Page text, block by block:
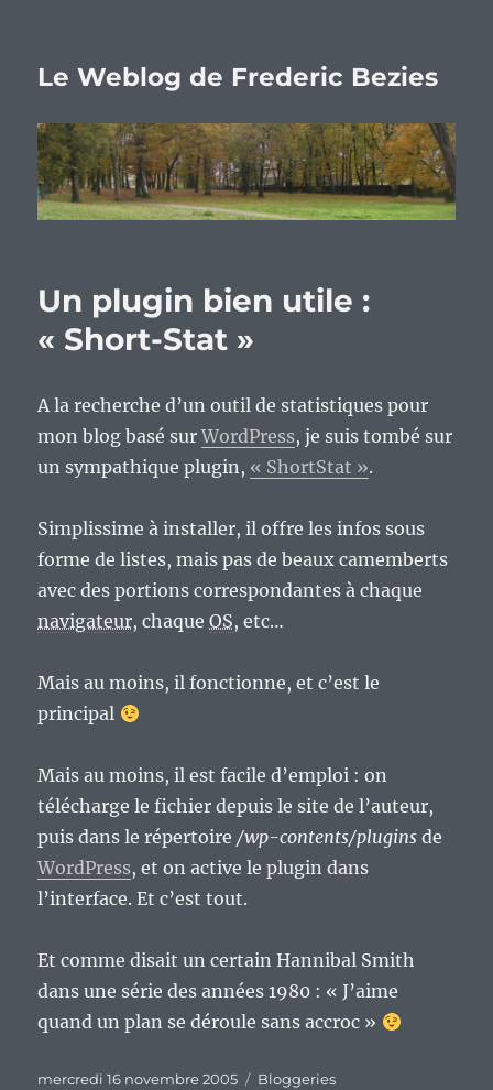
Le Weblog de Frederic Bezies
Un plugin bien utile :
« Short-Stat »
A la recherche d’un outil de statistiques pour
mon blog basé surWordPress, je suis tombé sur
un sympathique plugin, « ShortStat ».
Simplissime à installer, il offre les infos sous
forme de listes, mais pas de beaux camemberts
avec des portions correspondantes à chaque
navigateur, chaqueOS, etc…
Mais au moins, il fonctionne, et c’est le
principal
Mais au moins, il est facile d’emploi : on
télécharge le fichier depuis le site de l’auteur,
puis dans le répertoire/wp-contents/plugins de
WordPress, et on active le plugin dans
l’interface. Et c’est tout.
Et comme disait un certain Hannibal Smith
dans une série des années 1980 : « J’aime
quand un plan se déroule sans accroc »
Publié
mercredi 16 novembre 2005 Catégories
Bloggeries